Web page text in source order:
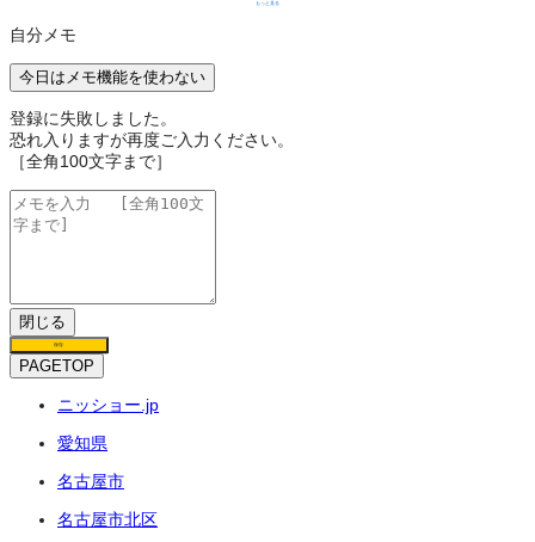
もっと見る
自分メモ
今日はメモ機能を使わない
登録に失敗しました。
恐れ入りますが再度ご入力ください。
［全角100文字まで］
閉じる
保存
PAGETOP
ニッショー.jp
愛知県
名古屋市
名古屋市北区